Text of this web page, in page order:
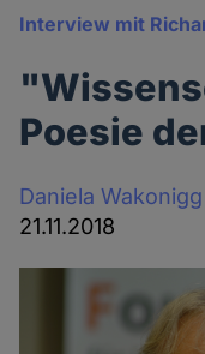
Interview mit
Poesie
Daniela Wakonigg
21.11.2018